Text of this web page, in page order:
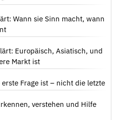
Wann sie Sinn macht, wann
Europäisch, Asiatisch, und
Markt ist
Frage ist – nicht die letzte
verstehen und Hilfe